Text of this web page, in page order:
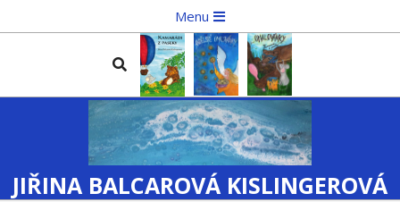
to
Navigation
Menu
Search
JIŘINA BALCAROVÁ KISLINGEROVÁ